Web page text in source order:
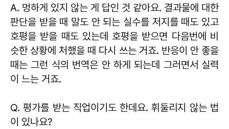
A. 멍하게 있지 않는 게 답인 것 같아요. 결과물에 대한
판단을 받을 때 말도 안 되는 실수를 저지를 때도 있고
호평을 받을 때도 있는데 호평을 받으면 다음번에 비
슷한 상황에 처했을 때 다시 쓰는 거죠. 반응이 안 좋을
때는 그런 식의 번역은 안 하게 되는데 그러면서 실력
이 느는 거죠.
Q. 평가를 받는 직업이기도 한데요. 휘둘리지 않는 법
이 있나요?